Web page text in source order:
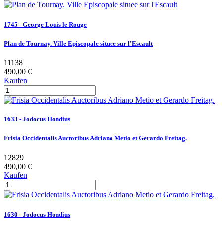
1745 - George Louis le Rouge
Plan de Tournay. Ville Episcopale situee sur l'Escault
11138
490,00 €
Kaufen
1633 - Jodocus Hondius
Frisia Occidentalis Auctoribus Adriano Metio et Gerardo Freitag.
12829
490,00 €
Kaufen
1630 - Jodocus Hondius